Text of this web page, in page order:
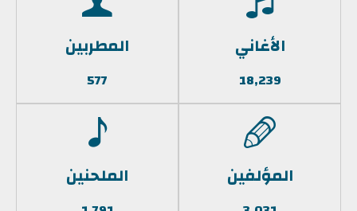
الأغاني
18,239
المطربين
577
المؤلفين الملحنين